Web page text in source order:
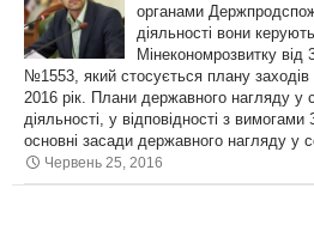
органами
діяльності вони
Мінекономрозвитку
№1553, який стосується плану
2016 рік. Плани державного нагляду у
діяльності, у відповідності з
основні засади державного нагляду у
Червень 25, 2016